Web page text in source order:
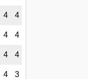
4 4
4 4
4 4
4 3